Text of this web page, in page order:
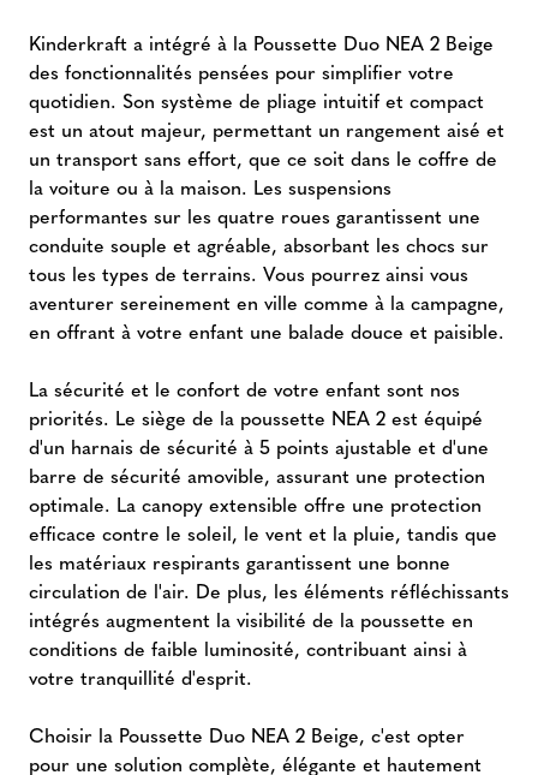
Kinderkraft a intégré à la Poussette Duo NEA 2 Beige
des fonctionnalités pensées pour simplifier votre
quotidien. Son système de pliage intuitif et compact
est un atout majeur, permettant un rangement aisé et
un transport sans effort, que ce soit dans le coffre de
la voiture ou à la maison. Les suspensions
performantes sur les quatre roues garantissent une
conduite souple et agréable, absorbant les chocs sur
tous les types de terrains. Vous pourrez ainsi vous
aventurer sereinement en ville comme à la campagne,
en offrant à votre enfant une balade douce et paisible.
La sécurité et le confort de votre enfant sont nos
priorités. Le siège de la poussette NEA 2 est équipé
d'un harnais de sécurité à 5 points ajustable et d'une
barre de sécurité amovible, assurant une protection
optimale. La canopy extensible offre une protection
efficace contre le soleil, le vent et la pluie, tandis que
les matériaux respirants garantissent une bonne
circulation de l'air. De plus, les éléments réfléchissants
intégrés augmentent la visibilité de la poussette en
conditions de faible luminosité, contribuant ainsi à
votre tranquillité d'esprit.
Choisir la Poussette Duo NEA 2 Beige, c'est opter
pour une solution complète, élégante et hautement